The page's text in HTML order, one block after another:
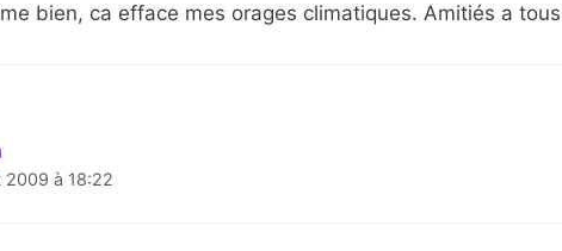
bien, ca efface mes orages climatiques. Amitiés a tous
2009 à 18:22